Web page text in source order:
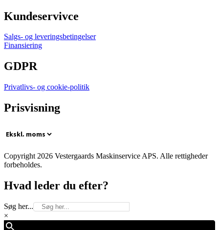
Kundeservivce
Salgs- og leveringsbetingelser
Finansiering
GDPR
Privatlivs- og cookie-politik
Prisvisning
Copyright 2026 Vestergaards Maskinservice APS. Alle rettigheder
forbeholdes.
Hvad leder du efter?
Søg her...
×